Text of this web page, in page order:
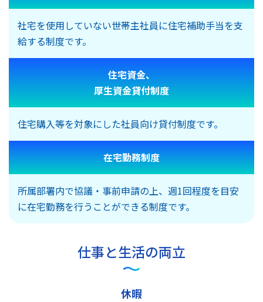
社宅を使用していない世帯主社員に住宅補助手当を支
給する制度です。
住宅資金、
厚生資金貸付制度
住宅購入等を対象にした社員向け貸付制度です。
在宅勤務制度
所属部署内で協議・事前申請の上、週1回程度を目安
に在宅勤務を行うことができる制度です。
仕事と生活の両立
休暇